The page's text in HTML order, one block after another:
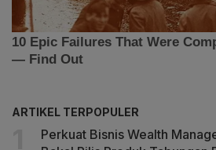
ARTIKEL TERPOPULER
Perkuat Bisnis Wealth